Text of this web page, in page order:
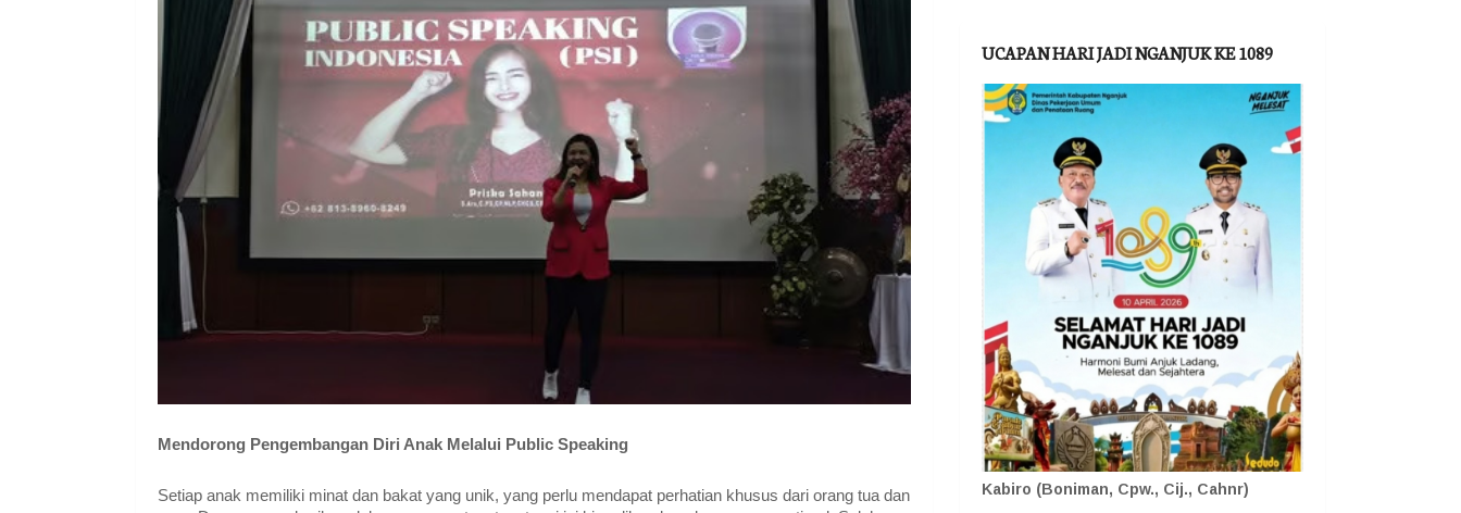
Mendorong Pengembangan Diri Anak Melalui Public Speaking
Setiap anak memiliki minat dan bakat yang unik, yang perlu mendapat perhatian khusus dari orang tua dan
UCAPAN HARI JADI NGANJUK KE 1089
Kabiro (Boniman, Cpw., Cij., Cahnr)